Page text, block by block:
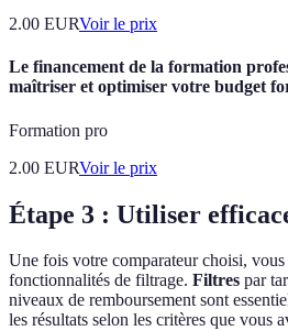
2.00 EURVoir le prix
Le financement de la formation
maîtriser et optimiser votre budget
Formation pro
2.00 EURVoir le prix
Étape 3 : Utiliser
Une fois votre comparateur choisi,
fonctionnalités de filtrage. Filtres par
niveaux de remboursement sont
les résultats selon les critères que vous